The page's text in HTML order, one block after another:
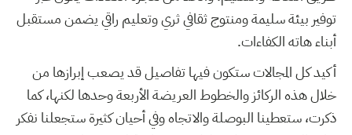
توفير بيئة سليمة ومنتوج ثقافي ثري وتعليم راقي يضمن مستقبل
أبناء هاته الكفاءات.
أكيد كل المجالات ستكون فيها تفاصيل قد يصعب إبرازها من
خلال هذه الركائز والخطوط العريضة الأربعة وحدها لكنها، كما
ذكرت، ستعطينا البوصلة والاتجاه وفي أحيان كثيرة ستجعلنا نفكر